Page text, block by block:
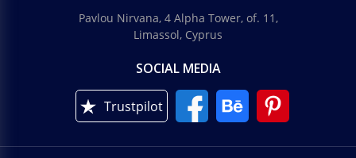
Pavlou Nirvana, 4 Alpha Tower, of. 11,
Limassol, Cyprus
SOCIAL MEDIA
Trustpilot